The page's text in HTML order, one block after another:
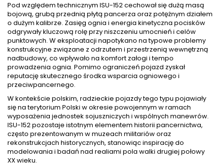
Pod względem technicznym ISU-152 cechował się dużą masą
bojową, grubą przednią płytą pancerza oraz potężnym działem
o dużym kalibrze. Zasięg ognia i energia kinetyczna pocisków
odgrywały kluczową rolę przy niszczeniu umocnień i celów
punktowych. W eksploatacji napotykano na typowe problemy
konstrukcyjne związane z odrzutem i przestrzenią wewnętrzną
nadbudowy, co wpływało na komfort załogi i tempo
prowadzenia ognia. Pomimo ograniczeń pojazd zyskał
reputację skutecznego środka wsparcia ogniowego i
przeciwpancernego.
W kontekście polskim, radzieckie pojazdy tego typu pojawiały
się na terytorium Polski w okresie powojennym w ramach
wyposażenia jednostek sojuszniczych i wspólnych manewrów.
ISU-152 pozostaje istotnym elementem historii pancernictwa,
często prezentowanym w muzeach militariów oraz
rekonstrukcjach historycznych, stanowiąc inspirację do
modelowania i badań nad realiami pola walki drugiej połowy
XX wieku.